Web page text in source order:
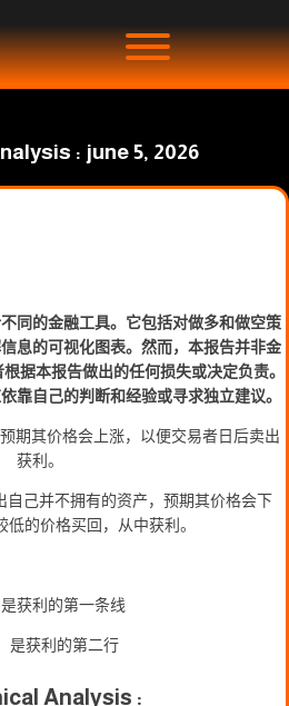
: june 5, 2026
同的金融工具。它包括对做多和做空策
息的可视化图表。然而，本报告并非金
据本报告做出的任何损失或决定负责。
靠自己的判断和经验或寻求独立建议。
期其价格会上涨，以便交易者日后卖出
获利。
自己并不拥有的资产，预期其价格会下
低的价格买回，从中获利。
是获利的第一条线
是获利的第二行
Analysis :